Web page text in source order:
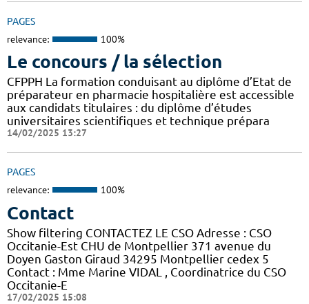
PAGES
relevance: 100%
Le concours / la sélection
CFPPH La formation conduisant au diplôme d’Etat de
préparateur en pharmacie hospitalière est accessible
aux candidats titulaires : du diplôme d’études
universitaires scientifiques et technique prépara
14/02/2025 13:27
PAGES
relevance: 100%
Contact
Show filtering CONTACTEZ LE CSO Adresse : CSO
Occitanie-Est CHU de Montpellier 371 avenue du
Doyen Gaston Giraud 34295 Montpellier cedex 5
Contact : Mme Marine VIDAL , Coordinatrice du CSO
Occitanie-E
17/02/2025 15:08